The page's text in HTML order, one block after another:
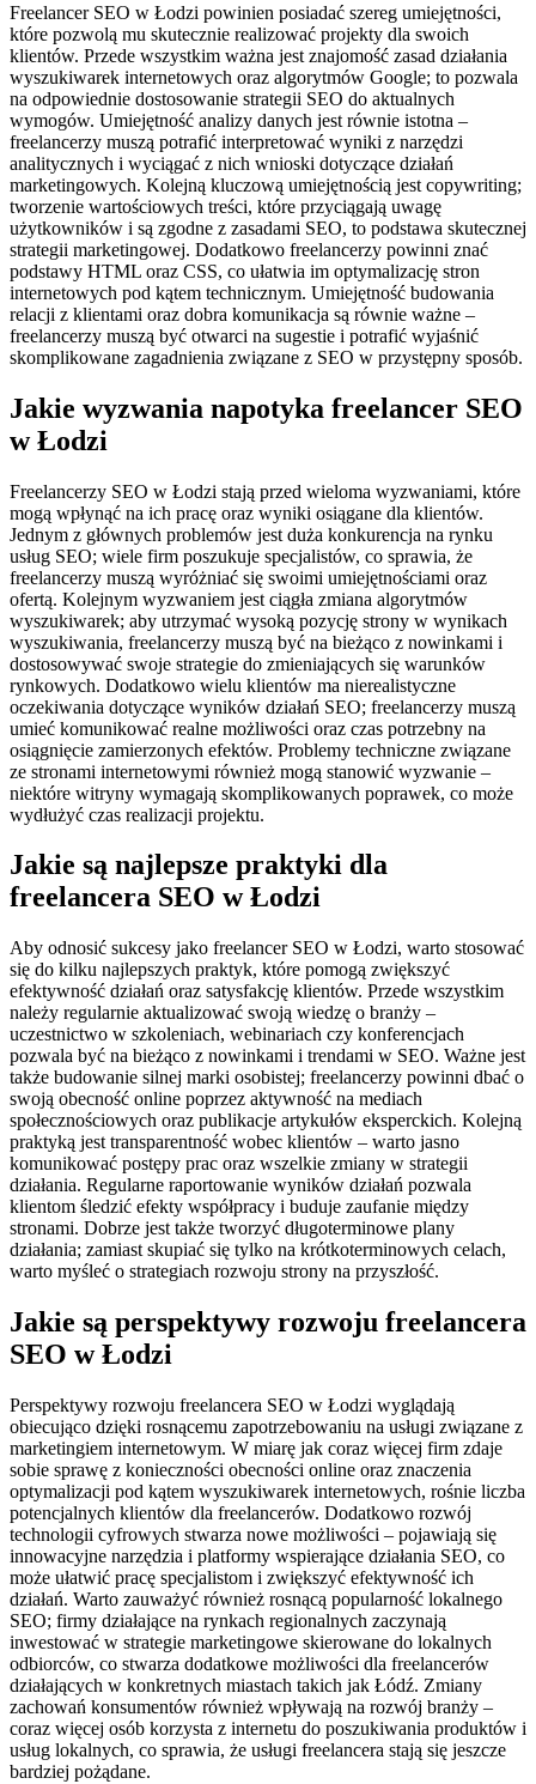
Freelancer SEO w Łodzi powinien posiadać szereg umiejętności,
które pozwolą mu skutecznie realizować projekty dla swoich
klientów. Przede wszystkim ważna jest znajomość zasad działania
wyszukiwarek internetowych oraz algorytmów Google; to pozwala
na odpowiednie dostosowanie strategii SEO do aktualnych
wymogów. Umiejętność analizy danych jest równie istotna –
freelancerzy muszą potrafić interpretować wyniki z narzędzi
analitycznych i wyciągać z nich wnioski dotyczące działań
marketingowych. Kolejną kluczową umiejętnością jest copywriting;
tworzenie wartościowych treści, które przyciągają uwagę
użytkowników i są zgodne z zasadami SEO, to podstawa skutecznej
strategii marketingowej. Dodatkowo freelancerzy powinni znać
podstawy HTML oraz CSS, co ułatwia im optymalizację stron
internetowych pod kątem technicznym. Umiejętność budowania
relacji z klientami oraz dobra komunikacja są równie ważne –
freelancerzy muszą być otwarci na sugestie i potrafić wyjaśnić
skomplikowane zagadnienia związane z SEO w przystępny sposób.
Jakie wyzwania napotyka freelancer SEO
w Łodzi
Freelancerzy SEO w Łodzi stają przed wieloma wyzwaniami, które
mogą wpłynąć na ich pracę oraz wyniki osiągane dla klientów.
Jednym z głównych problemów jest duża konkurencja na rynku
usług SEO; wiele firm poszukuje specjalistów, co sprawia, że
freelancerzy muszą wyróżniać się swoimi umiejętnościami oraz
ofertą. Kolejnym wyzwaniem jest ciągła zmiana algorytmów
wyszukiwarek; aby utrzymać wysoką pozycję strony w wynikach
wyszukiwania, freelancerzy muszą być na bieżąco z nowinkami i
dostosowywać swoje strategie do zmieniających się warunków
rynkowych. Dodatkowo wielu klientów ma nierealistyczne
oczekiwania dotyczące wyników działań SEO; freelancerzy muszą
umieć komunikować realne możliwości oraz czas potrzebny na
osiągnięcie zamierzonych efektów. Problemy techniczne związane
ze stronami internetowymi również mogą stanowić wyzwanie –
niektóre witryny wymagają skomplikowanych poprawek, co może
wydłużyć czas realizacji projektu.
Jakie są najlepsze praktyki dla
freelancera SEO w Łodzi
Aby odnosić sukcesy jako freelancer SEO w Łodzi, warto stosować
się do kilku najlepszych praktyk, które pomogą zwiększyć
efektywność działań oraz satysfakcję klientów. Przede wszystkim
należy regularnie aktualizować swoją wiedzę o branży –
uczestnictwo w szkoleniach, webinariach czy konferencjach
pozwala być na bieżąco z nowinkami i trendami w SEO. Ważne jest
także budowanie silnej marki osobistej; freelancerzy powinni dbać o
swoją obecność online poprzez aktywność na mediach
społecznościowych oraz publikacje artykułów eksperckich. Kolejną
praktyką jest transparentność wobec klientów – warto jasno
komunikować postępy prac oraz wszelkie zmiany w strategii
działania. Regularne raportowanie wyników działań pozwala
klientom śledzić efekty współpracy i buduje zaufanie między
stronami. Dobrze jest także tworzyć długoterminowe plany
działania; zamiast skupiać się tylko na krótkoterminowych celach,
warto myśleć o strategiach rozwoju strony na przyszłość.
Jakie są perspektywy rozwoju freelancera
SEO w Łodzi
Perspektywy rozwoju freelancera SEO w Łodzi wyglądają
obiecująco dzięki rosnącemu zapotrzebowaniu na usługi związane z
marketingiem internetowym. W miarę jak coraz więcej firm zdaje
sobie sprawę z konieczności obecności online oraz znaczenia
optymalizacji pod kątem wyszukiwarek internetowych, rośnie liczba
potencjalnych klientów dla freelancerów. Dodatkowo rozwój
technologii cyfrowych stwarza nowe możliwości – pojawiają się
innowacyjne narzędzia i platformy wspierające działania SEO, co
może ułatwić pracę specjalistom i zwiększyć efektywność ich
działań. Warto zauważyć również rosnącą popularność lokalnego
SEO; firmy działające na rynkach regionalnych zaczynają
inwestować w strategie marketingowe skierowane do lokalnych
odbiorców, co stwarza dodatkowe możliwości dla freelancerów
działających w konkretnych miastach takich jak Łódź. Zmiany
zachowań konsumentów również wpływają na rozwój branży –
coraz więcej osób korzysta z internetu do poszukiwania produktów i
usług lokalnych, co sprawia, że usługi freelancera stają się jeszcze
bardziej pożądane.